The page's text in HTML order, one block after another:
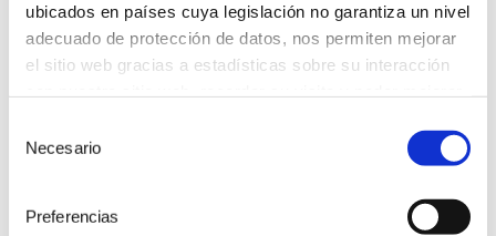
ubicados en países cuya legislación no garantiza un nivel
adecuado de protección de datos, nos permiten mejorar
el sitio web gracias a estadísticas sobre su interacción
el uso que haga del sitio web con nuestros partners de
información que les haya proporcionado o que hayan
recopilado a partir del uso que haya hecho de sus
Necesario
Preferencias